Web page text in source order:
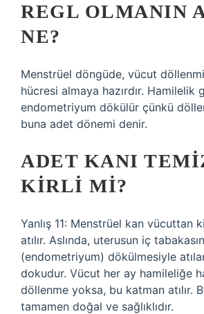
REGL OLMANIN
NE?
Menstrüel döngüde, vücut
hücresi almaya hazırdır. Hamilelik
endometriyum dökülür çünkü
buna adet dönemi denir.
ADET KANI
KIRLI MI?
Yanlış 11: Menstrüel kan vücuttan
atılır. Aslında, uterusun iç
(endometriyum) dökülmesiyle
dokudur. Vücut her ay hamileliğe
döllenme yoksa, bu katman atılır.
tamamen doğal ve sağlıklıdır.